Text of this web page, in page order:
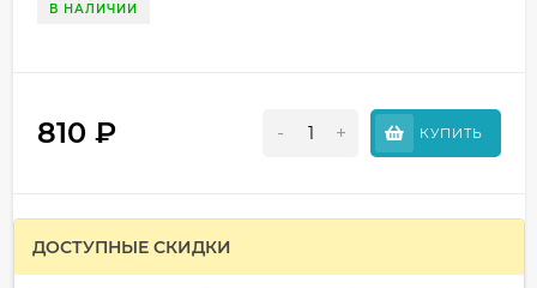
В НАЛИЧИИ
810 ₽ - + КУПИТЬ
ДОСТУПНЫЕ СКИДКИ